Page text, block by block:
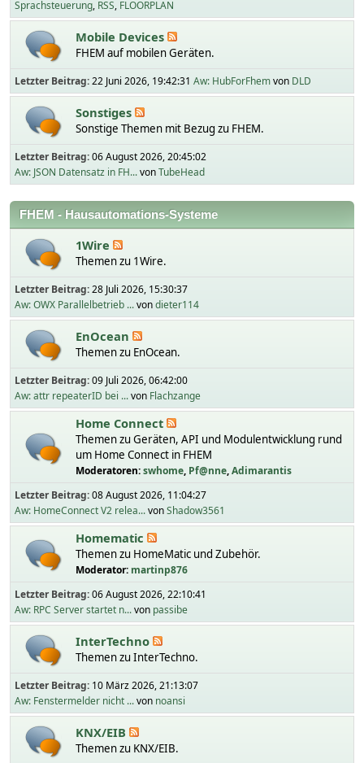
Sprachsteuerung RSS FLOORPLAN
Mobile Devices
FHEM auf mobilen Geräten.
Letzter Beitrag:22 Juni 2026, 19:42:31 Aw: HubForFhemvon DLD
Sonstiges
Sonstige Themen mit Bezug zu FHEM.
Letzter Beitrag:06 August 2026, 20:45:02
Aw: JSON Datensatz in FH...vonTubeHead
FHEM - Hausautomations-Systeme
1Wire
Themen zu 1Wire.
Letzter Beitrag:28 Juli 2026, 15:30:37
Aw: OWX Parallelbetrieb ...vondieter114
EnOcean
Themen zu EnOcean.
Letzter Beitrag:09 Juli 2026, 06:42:00
Aw: attr repeaterID bei ...von Flachzange
Home Connect
Themen zu Geräten, API und Modulentwicklung rund
um Home Connect in FHEM
Moderatoren:swhome, Pf@nne,Adimarantis
Letzter Beitrag:08 August 2026, 11:04:27
Aw: HomeConnect V2 relea...vonShadow3561
Homematic
Themen zu HomeMatic und Zubehör.
Moderator: martinp876
Letzter Beitrag:06 August 2026, 22:10:41
Aw: RPC Server startet n...von passibe
InterTechno
Themen zu InterTechno.
Letzter Beitrag: 10 März 2026, 21:13:07
Aw: Fenstermelder nicht ...von noansi
KNX/EIB
Themen zu KNX/EIB.